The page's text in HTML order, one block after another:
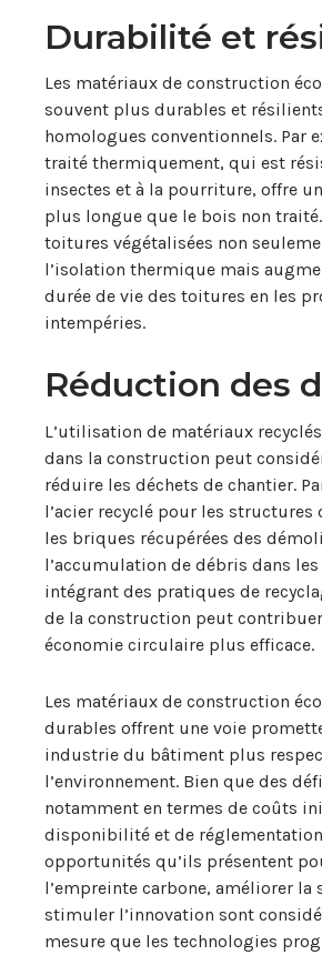
Durabilité et
Les matériaux de construction
souvent plus durables et
homologues conventionnels. Par
traité thermiquement, qui est
insectes et à la pourriture, offre
plus longue que le bois non
toitures végétalisées non
l’isolation thermique mais
durée de vie des toitures en les
intempéries.
Réduction des
L’utilisation de matériaux
dans la construction peut
réduire les déchets de chantier.
l’acier recyclé pour les structures
les briques récupérées des
l’accumulation de débris dans les
intégrant des pratiques de
de la construction peut
économie circulaire plus efficace.
Les matériaux de construction
durables offrent une voie
industrie du bâtiment plus
l’environnement. Bien que des
notamment en termes de coûts
disponibilité et de
opportunités qu’ils présentent
l’empreinte carbone, améliorer la
stimuler l’innovation sont
mesure que les technologies